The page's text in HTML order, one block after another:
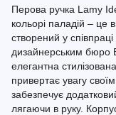
Перова ручка Lamy
кольорі паладій – це
створений у
дизайнерським бюро
елегантна
привертає увагу
забезпечує
лягаючи в руку.